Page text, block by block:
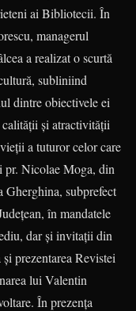
ai Bibliotecii. În
managerul
a realizat o scurtă
subliniind
dintre obiectivele ei
și atractivităţii
a tuturor celor care
pr. Nicolae Moga, din
subprefect
în mandatele
dar și invitații din
prezen­tarea Revistei
lui Valentin
În prezența